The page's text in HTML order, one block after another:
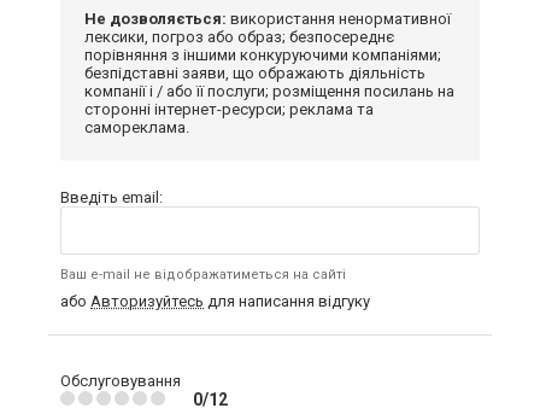
Не дозволяється: використання ненормативної
лексики, погроз або образ; безпосереднє
порівняння з іншими конкуруючими компаніями;
безпідставні заяви, що ображають діяльність
компанії і / або її послуги; розміщення посилань на
сторонні інтернет-ресурси; реклама та
самореклама.
Введіть email:
Ваш e-mail не відображатиметься на сайті
або Авторизуйтесь для написання відгуку
Обслуговування
0/12